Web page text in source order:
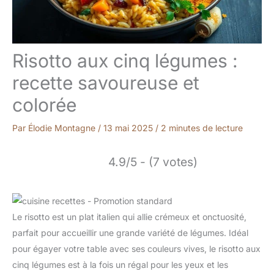
Risotto aux cinq légumes :
recette savoureuse et
colorée
Par Élodie Montagne / 13 mai 2025 / 2 minutes de lecture
4.9/5 - (7 votes)
Le risotto est un plat italien qui allie crémeux et onctuosité,
parfait pour accueillir une grande variété de légumes. Idéal
pour égayer votre table avec ses couleurs vives, le risotto aux
cinq légumes est à la fois un régal pour les yeux et les